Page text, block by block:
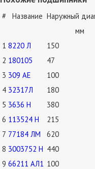
# Название Наружный
мм
1 8220 Л 150
2 180105 47
3 309 АЕ 100
4 32317Л 180
5 3636 Н 380
6 113524 Н 215
7 77184 ЛМ 620
8 3003752 Н 440
9 66211 АЛ1 100